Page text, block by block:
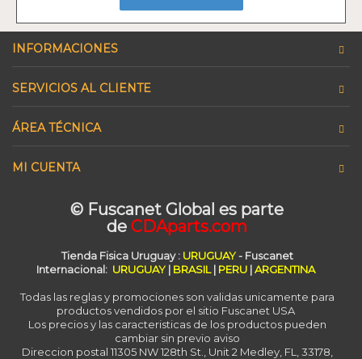
INFORMACIONES
SERVICIOS AL CLIENTE
ÁREA TÉCNICA
MI CUENTA
© Fuscanet Global es parte
de CDAparts.com
Tienda Fisica Uruguay: URUGUAY- Fuscanet
Internacional: URUGUAY | BRASIL| PERU |ARGENTINA
Todas las reglas y promociones son validas unicamente para
productos vendidos por el sitio Fuscanet USA
Los precios y las caracteristicas de los productos pueden
cambiar sin previo aviso
Direccion postal 11305 NW 128th St., Unit 2 Medley, FL, 33178,